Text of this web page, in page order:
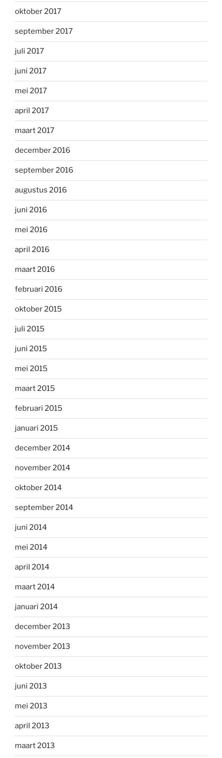
oktober 2017
september 2017
juli 2017
juni 2017
mei 2017
april 2017
maart 2017
december 2016
september 2016
augustus 2016
juni 2016
mei 2016
april 2016
maart 2016
februari 2016
oktober 2015
juli 2015
juni 2015
mei 2015
maart 2015
februari 2015
januari 2015
december 2014
november 2014
oktober 2014
september 2014
juni 2014
mei 2014
april 2014
maart 2014
januari 2014
december 2013
november 2013
oktober 2013
juni 2013
mei 2013
april 2013
maart 2013